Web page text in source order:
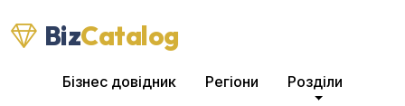
BizCatalog
Бізнес довідник Регіони Розділи